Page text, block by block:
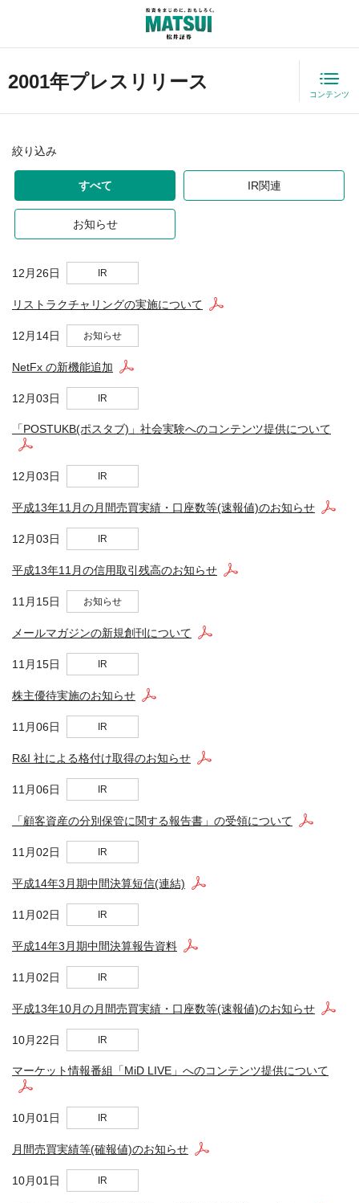
2001年プレスリリース
コンテンツ
絞り込み
すべて IR関連
お知らせ
12月26日 IR
リストラクチャリングの実施について
12月14日 お知らせ
NetFx の新機能追加
12月03日 IR
「POSTUKB(ポスタブ)」社会実験へのコンテンツ提供について
12月03日 IR
平成13年11月の月間売買実績・口座数等(速報値)のお知らせ
12月03日 IR
平成13年11月の信用取引残高のお知らせ
11月15日 お知らせ
メールマガジンの新規創刊について
11月15日 IR
株主優待実施のお知らせ
11月06日 IR
R&I 社による格付け取得のお知らせ
11月06日 IR
「顧客資産の分別保管に関する報告書」の受領について
11月02日 IR
平成14年3月期中間決算短信(連結)
11月02日 IR
平成14年3月期中間決算報告資料
11月02日 IR
平成13年10月の月間売買実績・口座数等(速報値)のお知らせ
10月22日 IR
マーケット情報番組「MiD LIVE」へのコンテンツ提供について
10月01日 IR
月間売買実績等(確報値)のお知らせ
10月01日 IR